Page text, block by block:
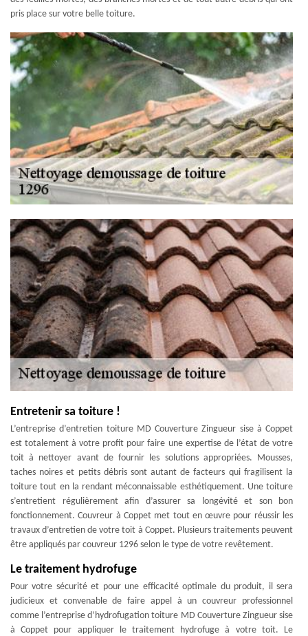
pris place sur votre belle toiture.
Entretenir sa toiture !
L’entreprise d’entretien toiture MD Couverture Zingueur sise à Coppet
est totalement à votre profit pour faire une expertise de l’état de votre
toit à nettoyer avant de fournir les solutions appropriées. Mousses,
taches noires et petits débris sont autant de facteurs qui fragilisent la
toiture tout en la rendant méconnaissable esthétiquement. Une toiture
s’entretient régulièrement afin d’assurer sa longévité et son bon
fonctionnement. Couvreur à Coppet met tout en œuvre pour réussir les
travaux d’entretien de votre toit à Coppet. Plusieurs traitements peuvent
être appliqués par couvreur 1296 selon le type de votre revêtement.
Le traitement hydrofuge
Pour votre sécurité et pour une efficacité optimale du produit, il sera
judicieux et convenable de faire appel à un couvreur professionnel
comme l’entreprise d’hydrofugation toiture MD Couverture Zingueur sise
à Coppet pour appliquer le traitement hydrofuge à votre toit. Le